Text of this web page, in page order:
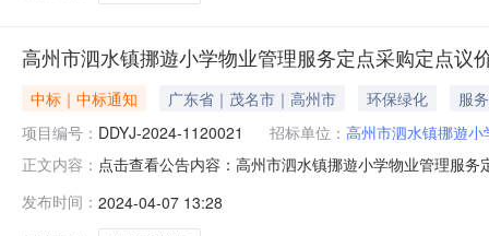
高州市泗水镇挪遊小学物业管理服务定点采购定点议
中标｜中标通知 广东省｜茂名市｜高州市 环保绿化
服务
项目编号： DDYJ-2024-1120021 招标单位： 高州市泗水镇挪遊小
正文内容： 点击查看公告内容：高州市泗水镇挪遊小学物业管理服
商：高州市迈科特技术服务有限公司（二）成交价：
发布时间： 2024-04-07 13:28